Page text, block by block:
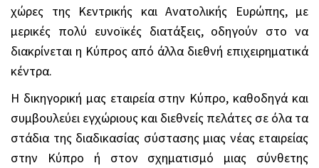
χώρες της Κεντρικής και Ανατολικής Ευρώπης, με
μερικές πολύ ευνοϊκές διατάξεις, οδηγούν στο να
διακρίνεται η Κύπρος από άλλα διεθνή επιχειρηματικά
κέντρα.
Η δικηγορική μας εταιρεία στην Κύπρο, καθοδηγά και
συμβουλεύει εγχώριους και διεθνείς πελάτες σε όλα τα
στάδια της διαδικασίας σύστασης μιας νέας εταιρείας
στην Κύπρο ή στον σχηματισμό μιας σύνθετης